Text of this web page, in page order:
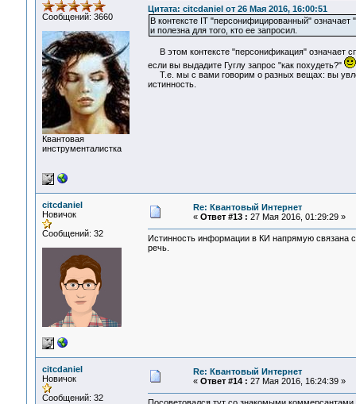
Сообщений: 3660
Квантовая
инструменталистка
Цитата: citcdaniel от 26 Мая 2016, 16:00:51
В контексте IT "персонифицированный"
и полезна для того, кто ее запросил.
В этом контексте "персонификация" означает
если вы выдадите Гуглу запрос "как похудеть?"
Т.е. мы с вами говорим о разных вещах: вы
истинность.
citcdaniel
Новичок
Сообщений: 32
Re: Квантовый Интернет
« Ответ #13 : 27 Мая 2016, 01:29:29 »
Истинность информации в КИ напрямую связана
речь.
citcdaniel
Новичок
Сообщений: 32
Re: Квантовый Интернет
« Ответ #14 : 27 Мая 2016, 16:24:39 »